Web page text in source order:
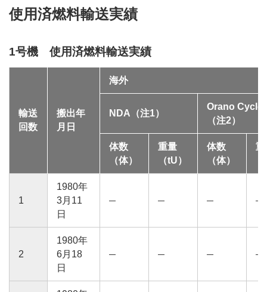
使用済燃料輸送実績
1号機 使用済燃料輸送実績
輸送
回数
搬出年
月日
海外
NDA（注1）
Orano Cycle
（注2）
体数
（体）
重量
（tU）
体数
（体）
重
1
1980年
3月11
日
2
1980年
6月18
日